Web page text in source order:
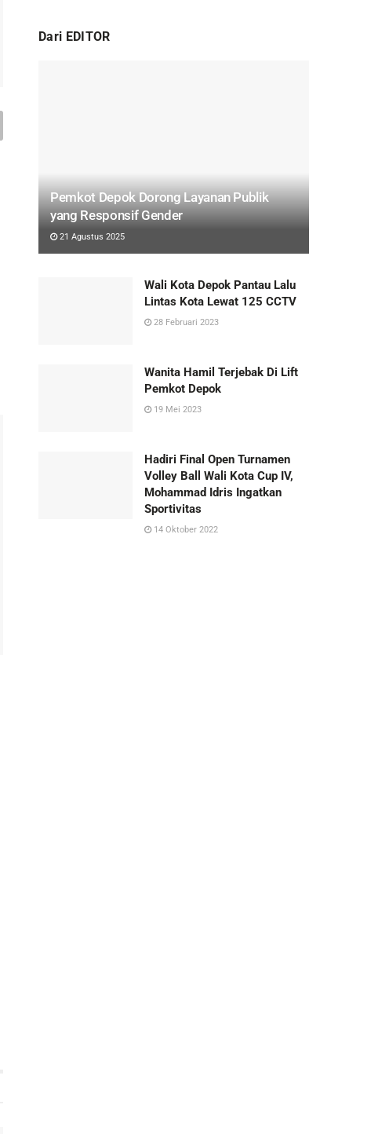
Dari EDITOR
Pemkot Depok Dorong Layanan Publik
yang Responsif Gender
21 Agustus 2025
Wali Kota Depok Pantau Lalu
Lintas Kota Lewat 125 CCTV
28 Februari 2023
Wanita Hamil Terjebak Di Lift
Pemkot Depok
19 Mei 2023
Hadiri Final Open Turnamen
Volley Ball Wali Kota Cup IV,
Mohammad Idris Ingatkan
Sportivitas
14 Oktober 2022